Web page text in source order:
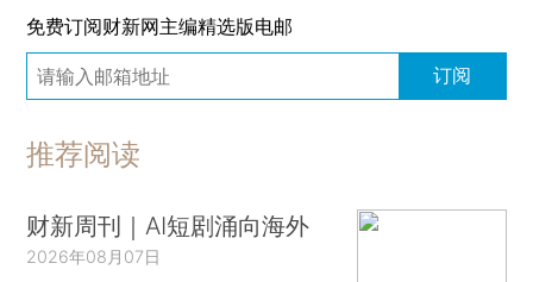
免费订阅财新网主编精选版电邮
订阅
推荐阅读
财新周刊｜AI短剧涌向海外
2026年08月07日